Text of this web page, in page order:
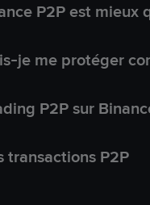
P2P est mieux
je me protéger
P2P sur
transactions P2P